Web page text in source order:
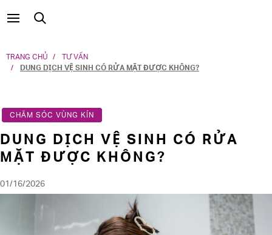
TRANG CHỦ
TƯ VẤN
DUNG DỊCH VỆ SINH CÓ RỬA MẶT ĐƯỢC KHÔNG?
CHĂM SÓC VÙNG KÍN
DUNG DỊCH VỆ SINH CÓ RỬA
MẶT ĐƯỢC KHÔNG?
01/16/2026